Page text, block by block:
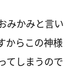
みかみと言い
からこの神様
てしまうので